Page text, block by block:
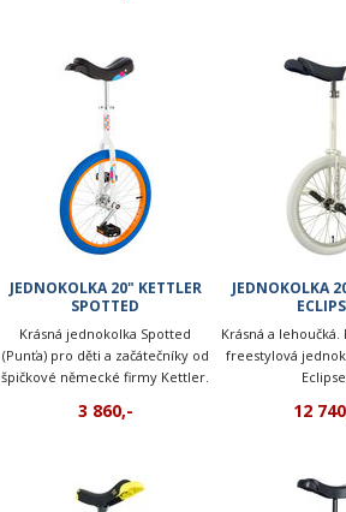
JEDNOKOLKA 20" KETTLER
SPOTTED
Krásná jednokolka Spotted
(Punťa) pro děti a začátečníky od
špičkové německé firmy Kettler.
3 860,-
JEDNOKOLKA
Krásná a
freestylová
12